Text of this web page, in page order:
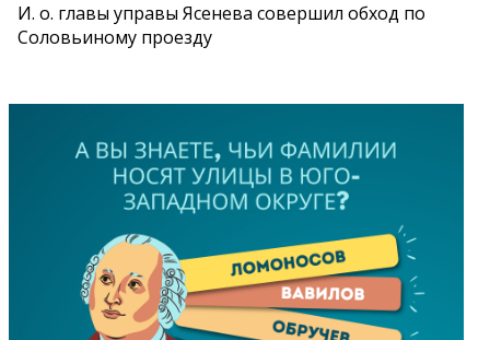
И. о. главы управы Ясенева совершил обход по
Соловьиному проезду